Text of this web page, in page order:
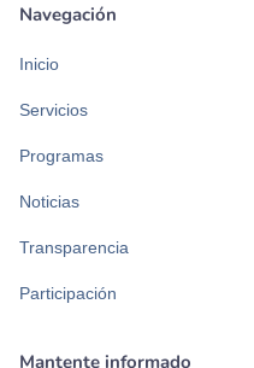
Navegación
Inicio
Servicios
Programas
Noticias
Transparencia
Participación
Mantente informado